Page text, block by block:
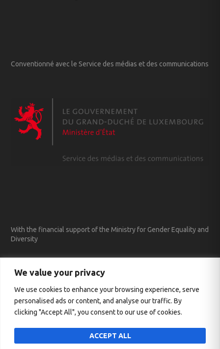
We value your privacy
We use cookies to enhance your browsing experience, serve
personalised ads or content, and analyse our traffic. By
clicking "Accept All", you consent to our use of cookies.
ACCEPT ALL
Conventionné avec le Service des médias et des communications
With the financial support of the Ministry for Gender Equality and
Diversity